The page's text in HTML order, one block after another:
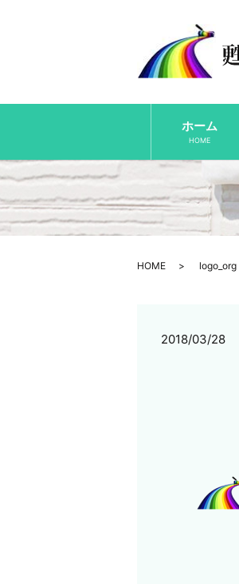
ホーム
HOME
HOME logo_org
2018/03/28